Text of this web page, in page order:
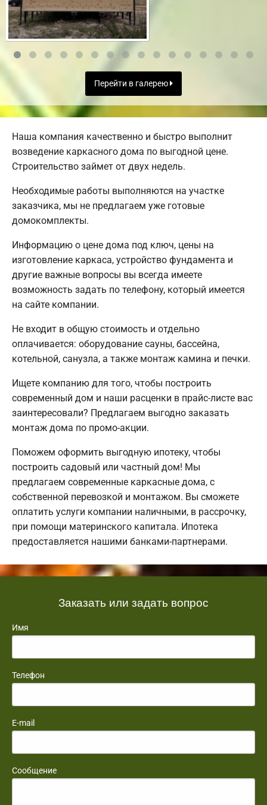
Перейти в галерею
Наша компания качественно и быстро выполнит
возведение каркасного дома по выгодной цене.
Строительство займет от двух недель.
Необходимые работы выполняются на участке
заказчика, мы не предлагаем уже готовые
домокомплекты.
Информацию о цене дома под ключ, цены на
изготовление каркаса, устройство фундамента и
другие важные вопросы вы всегда имеете
возможность задать по телефону, который имеется
на сайте компании.
Не входит в общую стоимость и отдельно
оплачивается: оборудование сауны, бассейна,
котельной, санузла, а также монтаж камина и печки.
Ищете компанию для того, чтобы построить
современный дом и наши расценки в прайс-листе вас
заинтересовали? Предлагаем выгодно заказать
монтаж дома по промо-акции.
Поможем оформить выгодную ипотеку, чтобы
построить садовый или частный дом! Мы
предлагаем современные каркасные дома, с
собственной перевозкой и монтажом. Вы сможете
оплатить услуги компании наличными, в рассрочку,
при помощи материнского капитала. Ипотека
предоставляется нашими банками-партнерами.
Заказать или задать вопрос
Имя
Телефон
E-mail
Сообщение